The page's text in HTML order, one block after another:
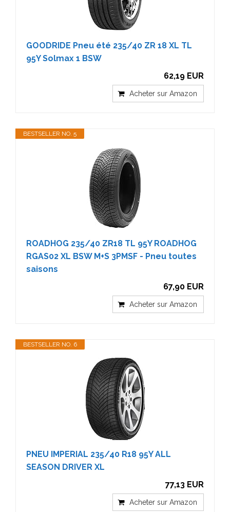
GOODRIDE Pneu été 235/40 ZR 18 XL TL
95Y Solmax 1 BSW
62,19 EUR
Acheter sur Amazon
BESTSELLER NO. 5
ROADHOG 235/40 ZR18 TL 95Y ROADHOG
RGAS02 XL BSW M+S 3PMSF - Pneu toutes
saisons
67,90 EUR
Acheter sur Amazon
BESTSELLER NO. 6
PNEU IMPERIAL 235/40 R18 95Y ALL
SEASON DRIVER XL
77,13 EUR
Acheter sur Amazon